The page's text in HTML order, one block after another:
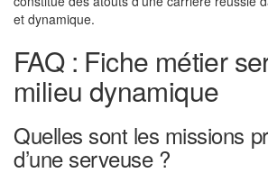
et dynamique.
FAQ : Fiche métier
milieu dynamique
Quelles sont les missions
d’une serveuse ?